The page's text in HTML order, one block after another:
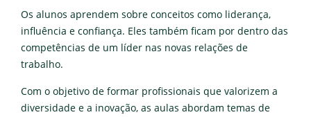
Os alunos aprendem sobre conceitos como liderança,
influência e confiança. Eles também ficam por dentro das
competências de um líder nas novas relações de
trabalho.
Com o objetivo de formar profissionais que valorizem a
diversidade e a inovação, as aulas abordam temas de